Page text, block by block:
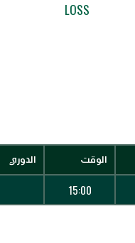
LOSS
الوقت الدوري
15:00